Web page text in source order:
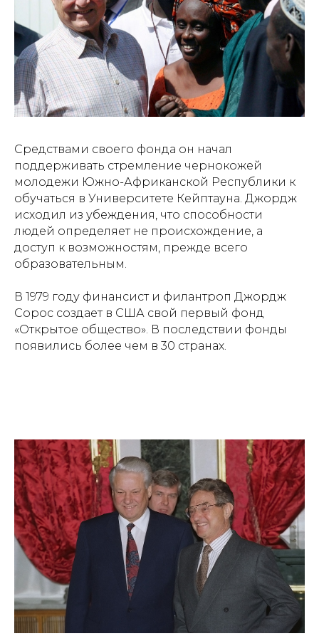
Средствами своего фонда он начал
поддерживать стремление чернокожей
молодежи Южно-Африканской Республики к
обучаться в Университете Кейптауна. Джордж
исходил из убеждения, что способности
людей определяет не происхождение, а
доступ к возможностям, прежде всего
образовательным.
В 1979 году финансист и филантроп Джордж
Сорос создает в США свой первый фонд
«Открытое общество». В последствии фонды
появились более чем в 30 странах.